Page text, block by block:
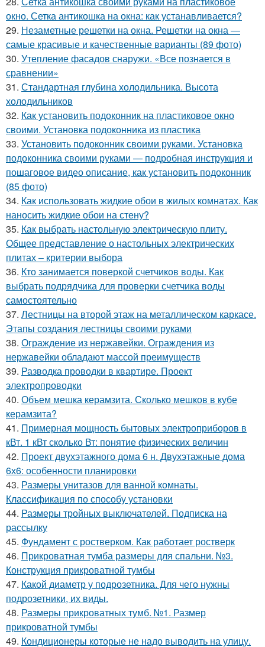
окно. Сетка антикошка на окна: как устанавливается?
29. Незаметные решетки на окна. Решетки на окна —
самые красивые и качественные варианты (89 фото)
30. Утепление фасадов снаружи. «Все познается в
сравнении»
31. Стандартная глубина холодильника. Высота
холодильников
32. Как установить подоконник на пластиковое окно
своими. Установка подоконника из пластика
33. Установить подоконник своими руками. Установка
подоконника своими руками — подробная инструкция и
пошаговое видео описание, как установить подоконник
(85 фото)
34. Как использовать жидкие обои в жилых комнатах. Как
наносить жидкие обои на стену?
35. Как выбрать настольную электрическую плиту.
Общее представление о настольных электрических
плитах – критерии выбора
36. Кто занимается поверкой счетчиков воды. Как
выбрать подрядчика для проверки счетчика воды
самостоятельно
37. Лестницы на второй этаж на металлическом каркасе.
Этапы создания лестницы своими руками
38. Ограждение из нержавейки. Ограждения из
нержавейки обладают массой преимуществ
39. Разводка проводки в квартире. Проект
электропроводки
40. Объем мешка керамзита. Сколько мешков в кубе
керамзита?
41. Примерная мощность бытовых электроприборов в
кВт. 1 кВт сколько Вт: понятие физических величин
42. Проект двухэтажного дома 6 н. Двухэтажные дома
6х6: особенности планировки
43. Размеры унитазов для ванной комнаты.
Классификация по способу установки
44. Размеры тройных выключателей. Подписка на
рассылку
45. Фундамент с ростверком. Как работает ростверк
46. Прикроватная тумба размеры для спальни. №3.
Конструкция прикроватной тумбы
47. Какой диаметр у подрозетника. Для чего нужны
подрозетники, их виды.
48. Размеры прикроватных тумб. №1. Размер
прикроватной тумбы
49. Кондиционеры которые не надо выводить на улицу.